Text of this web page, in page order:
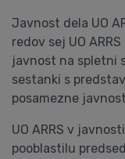
Javnost dela UO
redov sej UO
javnost na spletni
sestanki s
posamezne
UO ARRS v
pooblastilu